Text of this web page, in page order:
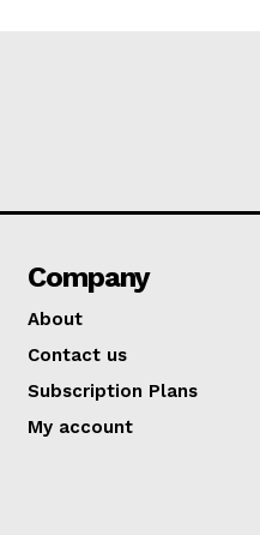
Company
About
Contact us
Subscription Plans
My account